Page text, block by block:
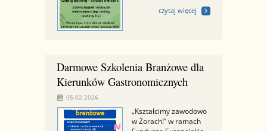
czytaj więcej
Darmowe Szkolenia Branżowe dla
Kierunków Gastronomicznych
05-02-2026
„Kształcimy zawodowo
w Żorach!” w ramach